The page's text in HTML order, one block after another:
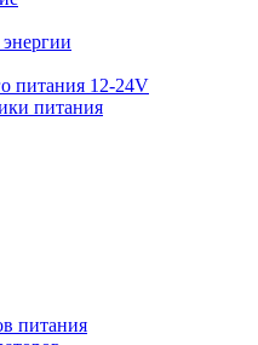
питания 12-24V
питания
питания